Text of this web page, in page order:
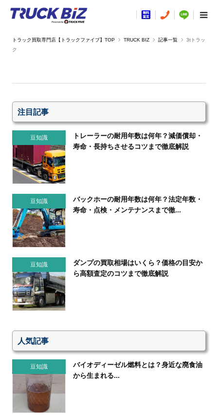
TRUCK BIZ 記事一覧
3tトラッ
ク
注目記事
豆知識
トレーラーの耐用年数は何年？減価償却・
寿命・長持ちさせるコツまで徹底解説
豆知識
バックホーの耐用年数は何年？法定年数・
寿命・点検・メンテナンスまで徹...
豆知識
ダンプの買取相場はいくら？価格の目安か
ら高額査定のコツまで徹底解説
人気記事
豆知識
バイオディーゼル燃料とは？身近な廃食油
から生まれる...